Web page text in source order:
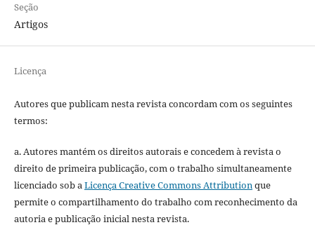
Seção
Artigos
Licença
Autores que publicam nesta revista concordam com os seguintes
termos:
a. Autores mantém os direitos autorais e concedem à revista o
direito de primeira publicação, com o trabalho simultaneamente
licenciado sob aLicença Creative Commons Attributionque
permite o compartilhamento do trabalho com reconhecimento da
autoria e publicação inicial nesta revista.